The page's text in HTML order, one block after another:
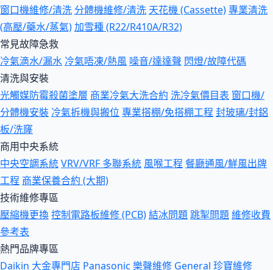
窗口機維修/清洗 分體機維修/清洗 天花機 (Cassette)專業清洗
(高壓/藥水/蒸氣)加雪種 (R22/R410A/R32)
常見故障急救
冷氣滴水/漏水 冷氣唔凍/熱風 噪音/達達聲 閃燈/故障代碼
清洗與安裝
光觸媒防霉殺菌塗層 商業冷氣大洗合約 洗冷氣價目表 窗口機/
分體機安裝 冷氣拆機與搬位 專業搭棚/免搭棚工程 封玻璃/封鋁
板/洗窿
商用中央系統
中央空調系統VRV/VRF 多聯系統 風喉工程 餐廳通風/鮮風出牌
工程 商業保養合約 (大期)
技術維修專區
壓縮機更換控制電路板維修 (PCB)結冰問題跳掣問題維修收費
參考表
熱門品牌專區
Daikin 大金專門店 Panasonic 樂聲維修 General 珍寶維修